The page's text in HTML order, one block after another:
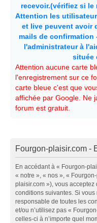
recevoir.(vérifiez si
Attention les
et live peuvent avoir
mails de confirmation
l'administrateur à
située
Attention aucune carte
l'enregistrement sur ce
carte bleue c'est que
affichée par Google. Ne
forum est gratuit.
Fourgon-plaisir.com -
En accédant à « Fourgon-
« notre », « nos », «
plaisir.com »), vous
conditions suivantes. Si vous
responsable de toutes les
et/ou n’utilisez pas «
celles-ci à n’importe quel